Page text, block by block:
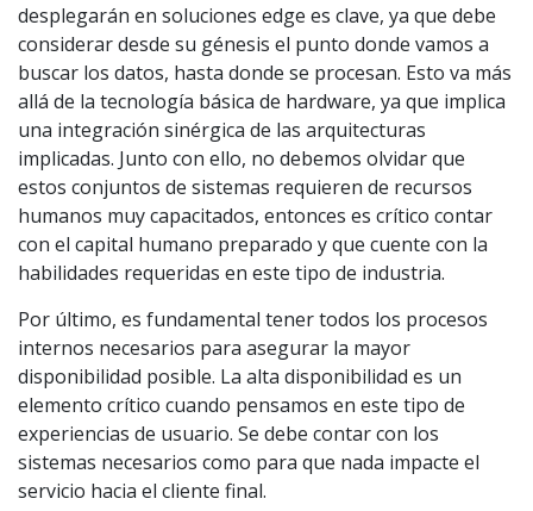
desplegarán en soluciones edge es clave, ya que debe
considerar desde su génesis el punto donde vamos a
buscar los datos, hasta donde se procesan. Esto va más
allá de la tecnología básica de hardware, ya que implica
una integración sinérgica de las arquitecturas
implicadas. Junto con ello, no debemos olvidar que
estos conjuntos de sistemas requieren de recursos
humanos muy capacitados, entonces es crítico contar
con el capital humano preparado y que cuente con la
habilidades requeridas en este tipo de industria.
Por último, es fundamental tener todos los procesos
internos necesarios para asegurar la mayor
disponibilidad posible. La alta disponibilidad es un
elemento crítico cuando pensamos en este tipo de
experiencias de usuario. Se debe contar con los
sistemas necesarios como para que nada impacte el
servicio hacia el cliente final.